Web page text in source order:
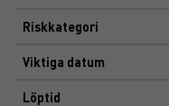
Riskkategori
Viktiga datum
Löptid